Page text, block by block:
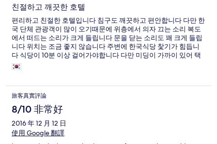
친절하고 깨끗한 호텔
편리하고 친절한 호텔입니다 침구도 깨끗하고 편안합니다 다만 한
국 단체 관광객이 많이 오기때문에 위층에서 의자 끄는 소리 복도
에서 떠드는 소리가 크게 들립니다 문을 닫는 소리도 꽤 크게 들립
니다 위치는 조금 좋지 않습니다 주변에 한국식당 찿기가 힘듭니
다 식당이 10분 이상 걸어가야합니다 다만 미딩이 가까이 있어 택
시타고 간다고 생각하면 좋은 위치입니다
旅客真實評論
8/10 非常好
2016 年 12 月 12 日
使用 Google 翻譯